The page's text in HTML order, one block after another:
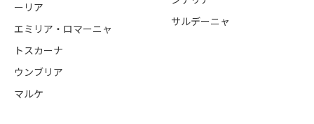
ーリア
エミリア・ロマーニャ
トスカーナ
ウンブリア
マルケ
サルデーニャ